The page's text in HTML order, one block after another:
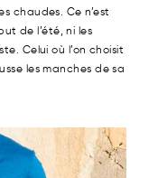
chaudes. Ce n’est
de l’été, ni les
Celui où l’on choisit
les manches de sa